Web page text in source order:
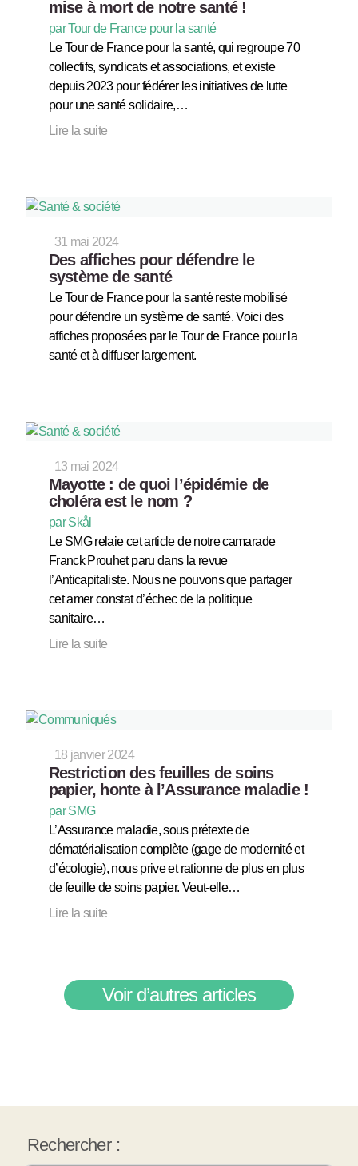
mise à mort de notre santé !
par Tour de France pour la santé
Le Tour de France pour la santé, qui regroupe 70
collectifs, syndicats et associations, et existe
depuis 2023 pour fédérer les initiatives de lutte
pour une santé solidaire,…
Lire la suite
31 mai 2024
Des affiches pour défendre le
système de santé
Le Tour de France pour la santé reste mobilisé
pour défendre un système de santé. Voici des
affiches proposées par le Tour de France pour la
santé et à diffuser largement.
13 mai 2024
Mayotte : de quoi l’épidémie de
choléra est le nom ?
par Skål
Le SMG relaie cet article de notre camarade
Franck Prouhet paru dans la revue
l’Anticapitaliste. Nous ne pouvons que partager
cet amer constat d’échec de la politique
sanitaire…
Lire la suite
18 janvier 2024
Restriction des feuilles de soins
papier, honte à l’Assurance maladie !
par SMG
L’Assurance maladie, sous prétexte de
dématérialisation complète (gage de modernité et
d’écologie), nous prive et rationne de plus en plus
de feuille de soins papier. Veut-elle…
Lire la suite
Voir d’autres articles
Rechercher :